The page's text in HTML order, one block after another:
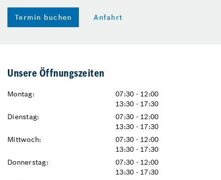
Termin buchen Anfahrt
Unsere Öffnungszeiten
Montag:
07:30 - 12:00
13:30 - 17:30
Dienstag:
07:30 - 12:00
13:30 - 17:30
Mittwoch:
07:30 - 12:00
13:30 - 17:30
Donnerstag:
07:30 - 12:00
13:30 - 17:30